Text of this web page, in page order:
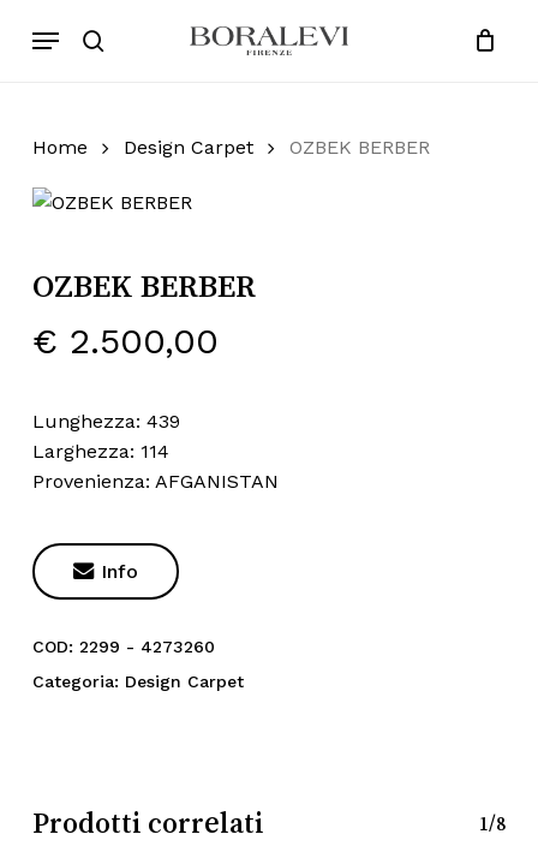
Products
search
Menu
Cart Close
Home Design Carpet OZBEK BERBER
OZBEK BERBER
€ 2.500,00
Lunghezza: 439
Larghezza: 114
Provenienza: AFGANISTAN
Info
COD: 2299 - 4273260
Categoria: Design Carpet
Prodotti correlati 1/8